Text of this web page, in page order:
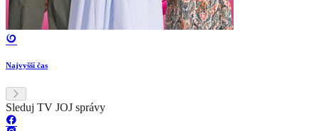
Najvyšší čas
Sleduj TV JOJ správy